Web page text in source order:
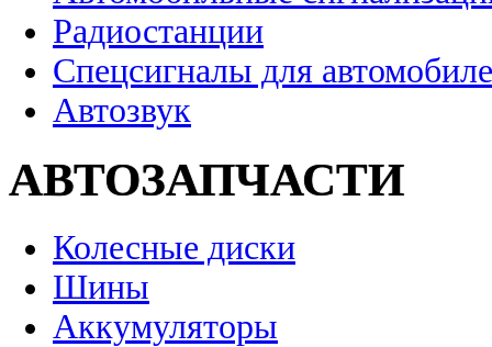
Радиостанции
Спецсигналы для
Автозвук
АВТОЗАПЧАСТИ
Колесные диски
Шины
Аккумуляторы